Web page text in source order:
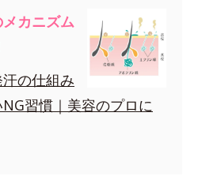
カニズム
の仕組み
習慣｜美容のプロに